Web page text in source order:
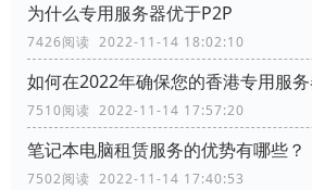
为什么专用服务器优于P2P
7426阅读 2022-11-14 18:02:10
如何在2022年确保您的香港专用服
7510阅读 2022-11-14 17:57:20
笔记本电脑租赁服务的优势有哪些？
7502阅读 2022-11-14 17:40:53